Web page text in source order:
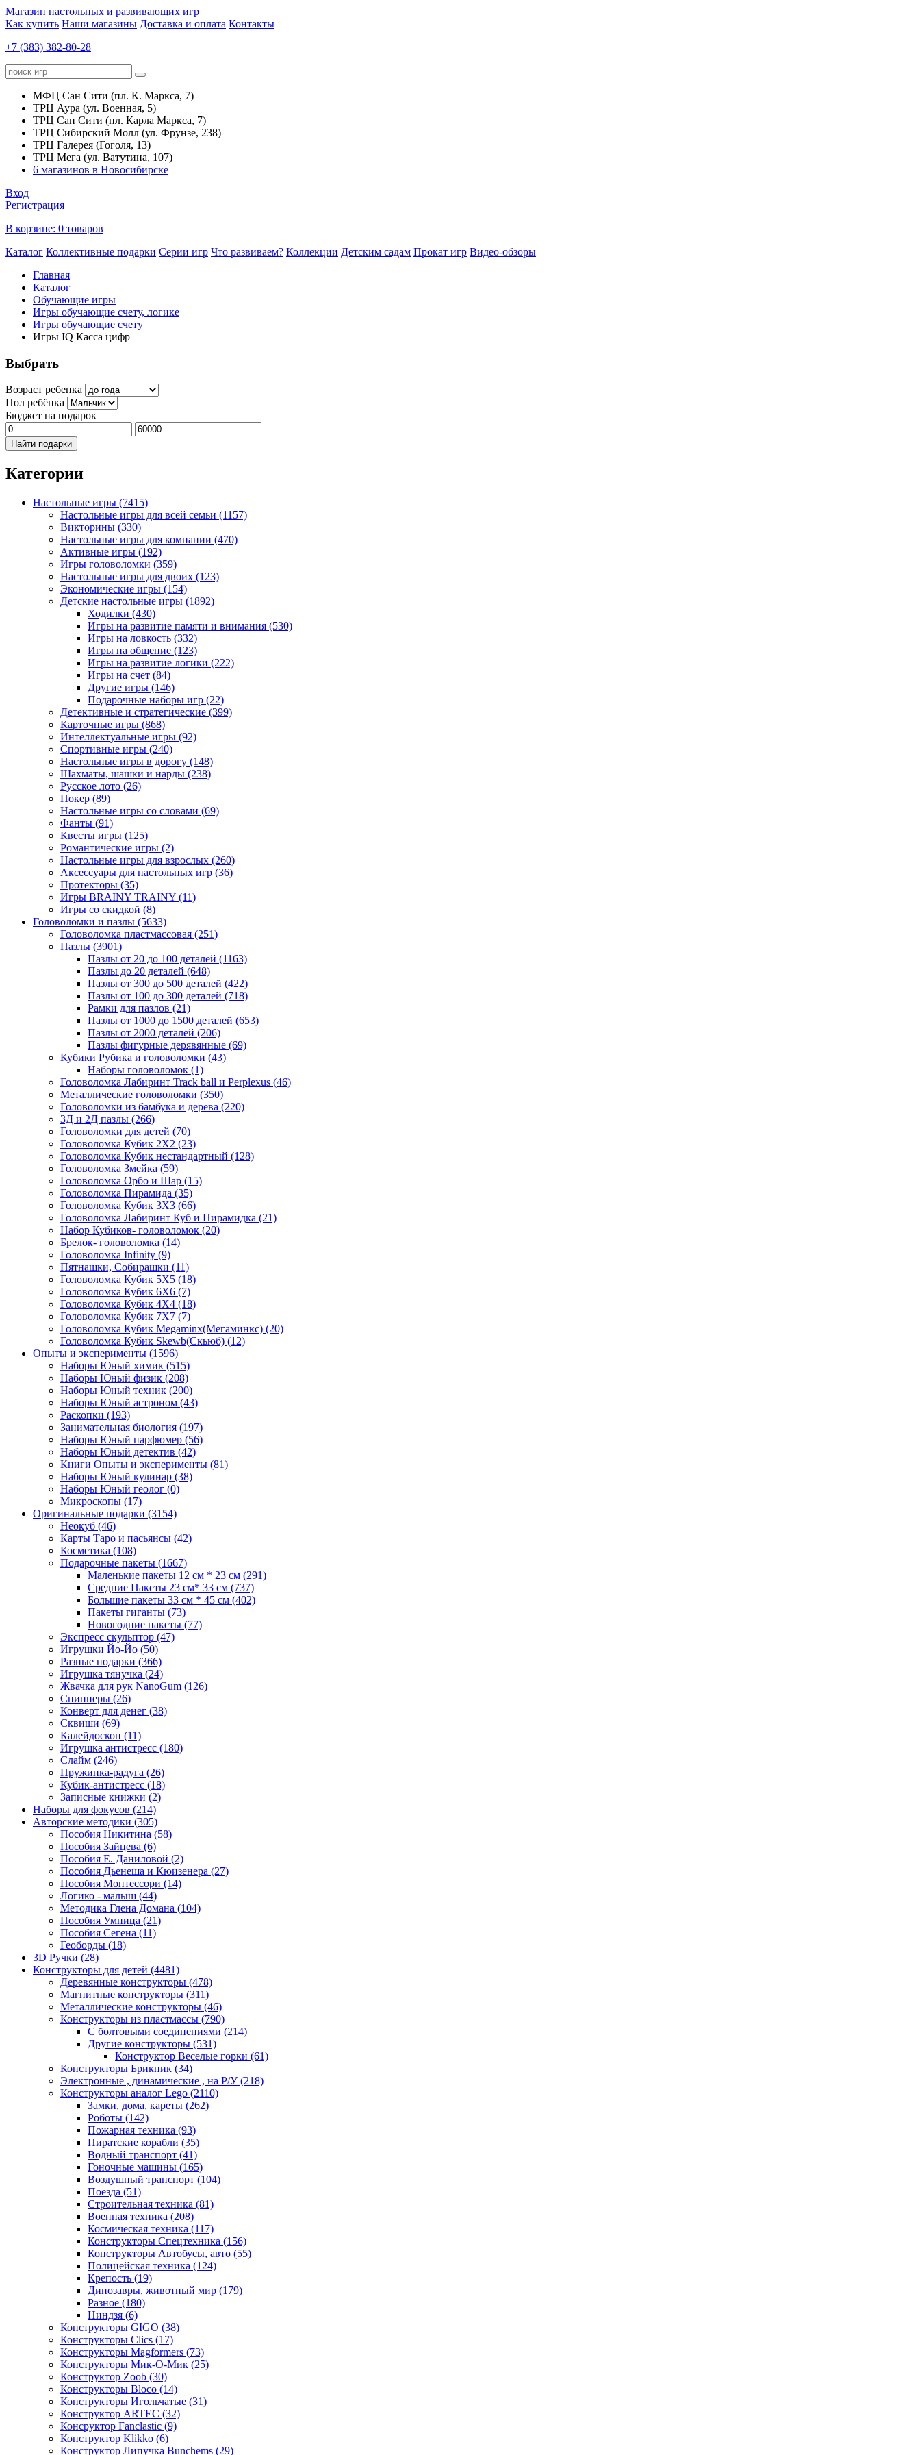
Магазин настольных и развивающих игр
Как купить Наши магазины Доставка и оплата Контакты
+7 (383) 382-80-28
МФЦ Сан Сити (пл. К. Маркса, 7)
ТРЦ Аура (ул. Военная, 5)
ТРЦ Сан Сити (пл. Карла Маркса, 7)
ТРЦ Сибирский Молл (ул. Фрунзе, 238)
ТРЦ Галерея (Гоголя, 13)
ТРЦ Мега (ул. Ватутина, 107)
6 магазинов в Новосибирске
Вход
Регистрация
В корзине: 0 товаров
Каталог Коллективные подарки Серии игр Что развиваем? Коллекции Детским садам Прокат игр Видео-обзоры
Главная
Каталог
Обучающие игры
Игры обучающие счету, логике
Игры обучающие счету
Игры IQ Касса цифр
Выбрать
Возраст ребенка
Пол ребёнка
Бюджет на подарок
Найти подарки
Категории
Настольные игры (7415)
Настольные игры для всей семьи (1157)
Викторины (330)
Настольные игры для компании (470)
Активные игры (192)
Игры головоломки (359)
Настольные игры для двоих (123)
Экономические игры (154)
Детские настольные игры (1892)
Ходилки (430)
Игры на развитие памяти и внимания (530)
Игры на ловкость (332)
Игры на общение (123)
Игры на развитие логики (222)
Игры на счет (84)
Другие игры (146)
Подарочные наборы игр (22)
Детективные и стратегические (399)
Карточные игры (868)
Интеллектуальные игры (92)
Спортивные игры (240)
Настольные игры в дорогу (148)
Шахматы, шашки и нарды (238)
Русское лото (26)
Покер (89)
Настольные игры со словами (69)
Фанты (91)
Квесты игры (125)
Романтические игры (2)
Настольные игры для взрослых (260)
Аксессуары для настольных игр (36)
Протекторы (35)
Игры BRAINY TRAINY (11)
Игры со скидкой (8)
Головоломки и пазлы (5633)
Головоломка пластмассовая (251)
Пазлы (3901)
Пазлы от 20 до 100 деталей (1163)
Пазлы до 20 деталей (648)
Пазлы от 300 до 500 деталей (422)
Пазлы от 100 до 300 деталей (718)
Рамки для пазлов (21)
Пазлы от 1000 до 1500 деталей (653)
Пазлы от 2000 деталей (206)
Пазлы фигурные дерявянные (69)
Кубики Рубика и головоломки (43)
Наборы головоломок (1)
Головоломка Лабиринт Track ball и Perplexus (46)
Металлические головоломки (350)
Головоломки из бамбука и дерева (220)
3Д и 2Д пазлы (266)
Головоломки для детей (70)
Головоломка Кубик 2Х2 (23)
Головоломка Кубик нестандартный (128)
Головоломка Змейка (59)
Головоломка Орбо и Шар (15)
Головоломка Пирамида (35)
Головоломка Кубик 3Х3 (66)
Головоломка Лабиринт Куб и Пирамидка (21)
Набор Кубиков- головоломок (20)
Брелок- головоломка (14)
Головоломка Infinity (9)
Пятнашки, Собирашки (11)
Головоломка Кубик 5Х5 (18)
Головоломка Кубик 6Х6 (7)
Головоломка Кубик 4Х4 (18)
Головоломка Кубик 7Х7 (7)
Головоломка Кубик Megaminx(Мегаминкс) (20)
Головоломка Кубик Skewb(Скьюб) (12)
Опыты и эксперименты (1596)
Наборы Юный химик (515)
Наборы Юный физик (208)
Наборы Юный техник (200)
Наборы Юный астроном (43)
Раскопки (193)
Занимательная биология (197)
Наборы Юный парфюмер (56)
Наборы Юный детектив (42)
Книги Опыты и эксперименты (81)
Наборы Юный кулинар (38)
Наборы Юный геолог (0)
Микроскопы (17)
Оригинальные подарки (3154)
Неокуб (46)
Карты Таро и пасьянсы (42)
Косметика (108)
Подарочные пакеты (1667)
Маленькие пакеты 12 см * 23 см (291)
Средние Пакеты 23 см* 33 см (737)
Большие пакеты 33 см * 45 см (402)
Пакеты гиганты (73)
Новогодние пакеты (77)
Экспресс скульптор (47)
Игрушки Йо-Йо (50)
Разные подарки (366)
Игрушка тянучка (24)
Жвачка для рук NanoGum (126)
Спиннеры (26)
Конверт для денег (38)
Сквиши (69)
Калейдоскоп (11)
Игрушка антистресс (180)
Слайм (246)
Пружинка-радуга (26)
Кубик-антистресс (18)
Записные книжки (2)
Наборы для фокусов (214)
Авторские методики (305)
Пособия Никитина (58)
Пособия Зайцева (6)
Пособия Е. Даниловой (2)
Пособия Дьенеша и Кюизенера (27)
Пособия Монтессори (14)
Логико - малыш (44)
Методика Глена Домана (104)
Пособия Умница (21)
Пособия Сегена (11)
Геоборды (18)
3D Ручки (28)
Конструкторы для детей (4481)
Деревянные конструкторы (478)
Магнитные конструкторы (311)
Металлические конструкторы (46)
Конструкторы из пластмассы (790)
С болтовыми соединениями (214)
Другие конструкторы (531)
Конструктор Веселые горки (61)
Конструкторы Брикник (34)
Электронные , динамические , на Р/У(218)
Конструкторы аналог Lego (2110)
Замки, дома, кареты (262)
Роботы (142)
Пожарная техника (93)
Пиратские корабли (35)
Водный транспорт (41)
Гоночные машины (165)
Воздушный транспорт (104)
Поезда (51)
Строительная техника (81)
Военная техника (208)
Космическая техника (117)
Конструкторы Спецтехника (156)
Конструкторы Автобусы, авто (55)
Полицейская техника (124)
Крепость (19)
Динозавры, животный мир (179)
Разное (180)
Ниндзя (6)
Конструкторы GIGO (38)
Конструкторы Clics (17)
Конструкторы Magformers (73)
Конструкторы Мик-О-Мик (25)
Конструктор Zoob (30)
Конструкторы Bloco (14)
Конструкторы Игольчатые (31)
Конструктор ARTEC (32)
Консруктор Fanclastic (9)
Конструктор Klikko (6)
Конструктор Липучка Bunchems (29)